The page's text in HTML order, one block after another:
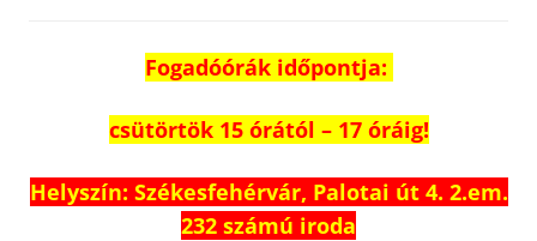
Fogadóórák időpontja:
csütörtök 15 órától – 17 óráig!
Helyszín: Székesfehérvár, Palotai út 4. 2.em.
232 számú iroda